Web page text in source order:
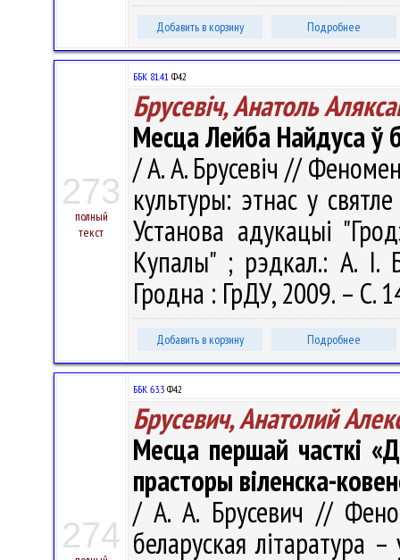
Добавить в корзину Подробнее
273
полный
текст
ББК 81.41 Ф42
Брусевіч, Анатоль
Месца Лейба Найдуса ў
/ А. А. Брусевіч //
культуры: этнас у
Установа адукацыі
Купалы" ; рэдкал.: А. І.
Гродна : ГрДУ, 2009. – С.
Добавить в корзину Подробнее
274
ББК 63.3 Ф42
Брусевич, Анатолий
Месца першай часткі
прасторы вiленска-
/ А. А. Брусевич //
беларуская літаратура